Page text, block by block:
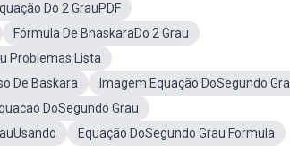
Do 2 GrauPDF
Fórmula De BhaskaraDo 2 Grau
Problemas Lista
De Baskara
Imagem Equação DoSegundo
DoSegundo Grau
Equação DoSegundo Grau Formula